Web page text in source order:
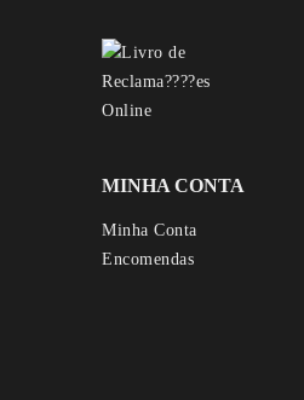
MINHA CONTA
Minha Conta
Encomendas